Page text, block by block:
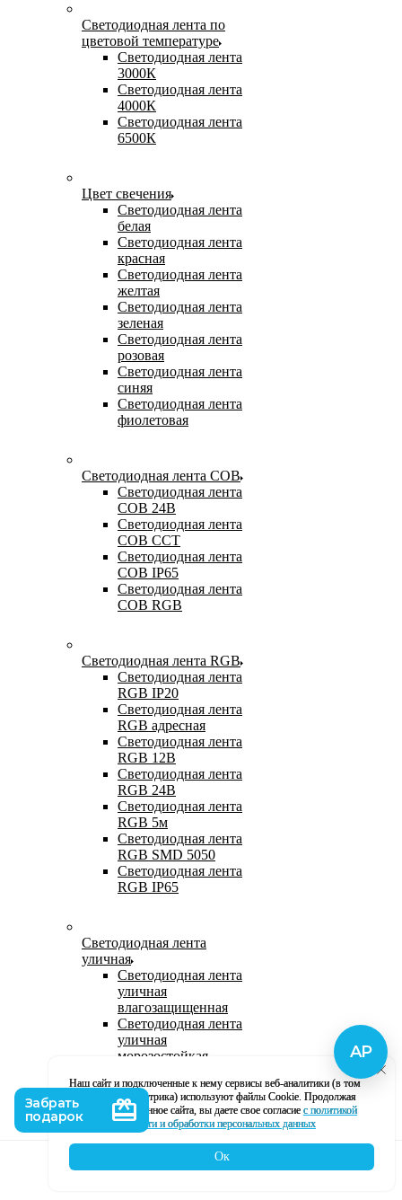
Светодиодная лента по
цветовой температуре
Светодиодная лента
3000К
Светодиодная лента
4000К
Светодиодная лента
6500К
Цвет свечения
Светодиодная лента
белая
Светодиодная лента
красная
Светодиодная лента
желтая
Светодиодная лента
зеленая
Светодиодная лента
розовая
Светодиодная лента
синяя
Светодиодная лента
фиолетовая
Светодиодная лента COB
Светодиодная лента
COB 24В
Светодиодная лента
COB CCT
Светодиодная лента
COB IP65
Светодиодная лента
COB RGB
Светодиодная лента RGB
Светодиодная лента
RGB IP20
Светодиодная лента
RGB адресная
Светодиодная лента
RGB 12В
Светодиодная лента
RGB 24В
Светодиодная лента
RGB 5м
Светодиодная лента
RGB SMD 5050
Светодиодная лента
RGB IP65
Светодиодная лента
уличная
Светодиодная лента
уличная
влагозащищенная
Светодиодная лента
уличная
морозостойкая
светодиодная лента
220В
Светодиодная лента
уличная в силиконе
Наш сайт и подключенные к нему сервисы веб-аналитики (в том
числе, Яндекс Метрика) используют файлы Cookie. Продолжая
использование данное сайта, вы даете свое согласие с политикой
кофиденциальности и обработки персональных данных
Ок